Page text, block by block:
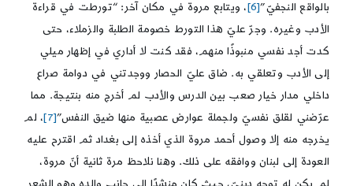
بالواقع النجفيّ”[6]
، ويتابع مروة في مكان آخر: “تورطت في قراءة
الأدب وغيره. وجرّ عليّ هذا التورط خصومة الطلبة والزملاء، حتى
كدت أجد نفسي منبوذًا منهم، فقد كنت لا أداري في إظهار ميلي
إلى الأدب وتعلقي به. ضاق عليّ الحصار ووجدتني في دوامة صراع
داخلي مدار خيار صعب بين الدرس والأدب لم أخرج منه بنتيجة. مما
عرّضني لقلق نفسيّ ولجملة عوارض عصبية منها ضيق النفس”[7]
، لم
يخرجه منه إلا وصول أحمد مروة الذي أخذه إلى بغداد ثم اقترح عليه
العودة إلى لبنان ووافقه على ذلك. وهنا نلاحظ مرة ثانية أنّ مروة،